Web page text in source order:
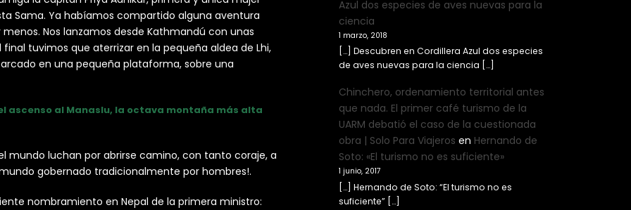
Sama. Ya habíamos compartido alguna aventura
Nos lanzamos desde Kathmandú con unas
tuvimos que aterrizar en la pequeña aldea de Lhi,
en una pequeña plataforma, sobre una
ascenso al Manaslu, la octava montaña más alta
mundo luchan por abrirse camino, con tanto coraje, a
gobernado tradicionalmente por hombres!.
nombramiento en Nepal de la primera ministro:
Azul dos especies de aves nuevas para la
ciencia
1 marzo, 2018
[…] Descubren en Cordillera Azul dos especies
de aves nuevas para la ciencia […]
Chinchero, ordenamiento territorial antes
que nada. El primer café turismo de la
UARM debatió el caso de la cuestionada
obra | Solo Para Viajeros en Hernando de
Soto: «El turismo no es suficiente»
1 junio, 2017
[…] Hernando de Soto: “El turismo no es
suficiente” […]